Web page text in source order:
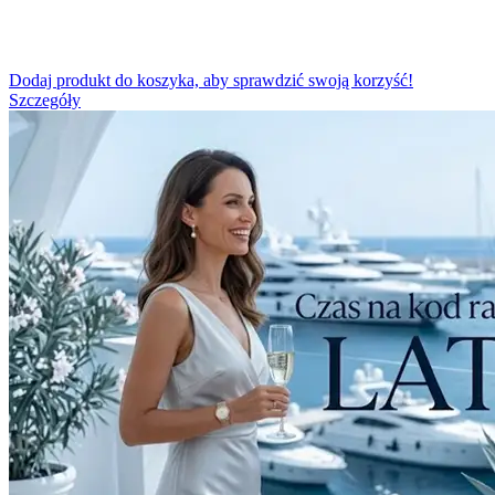
Dodaj produkt do koszyka, aby sprawdzić swoją korzyść!
Szczegóły